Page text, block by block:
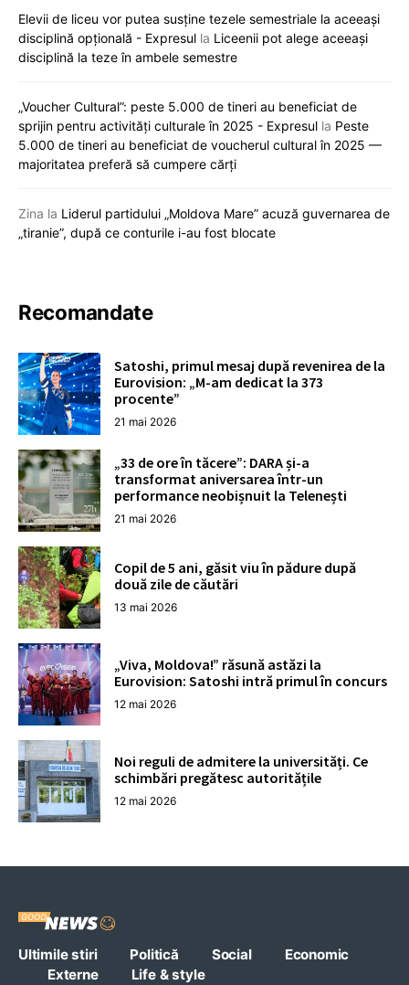
Elevii de liceu vor putea susține tezele semestriale la aceeași
disciplină opțională - Expresul la Liceenii pot alege aceeași
disciplină la teze în ambele semestre
„Voucher Cultural”: peste 5.000 de tineri au beneficiat de
sprijin pentru activități culturale în 2025 - Expresul la Peste
5.000 de tineri au beneficiat de voucherul cultural în 2025 —
majoritatea preferă să cumpere cărți
Zina la Liderul partidului „Moldova Mare” acuză guvernarea de
„tiranie”, după ce conturile i-au fost blocate
Recomandate
Satoshi, primul mesaj după revenirea de la
Eurovision: „M-am dedicat la 373
procente”
21 mai 2026
„33 de ore în tăcere”: DARA și-a
transformat aniversarea într-un
performance neobișnuit la Telenești
21 mai 2026
Copil de 5 ani, găsit viu în pădure după
două zile de căutări
13 mai 2026
„Viva, Moldova!” răsună astăzi la
Eurovision: Satoshi intră primul în concurs
12 mai 2026
Noi reguli de admitere la universități. Ce
schimbări pregătesc autoritățile
12 mai 2026
Ultimile stiri Politică Social
Economic
Externe
Life & style